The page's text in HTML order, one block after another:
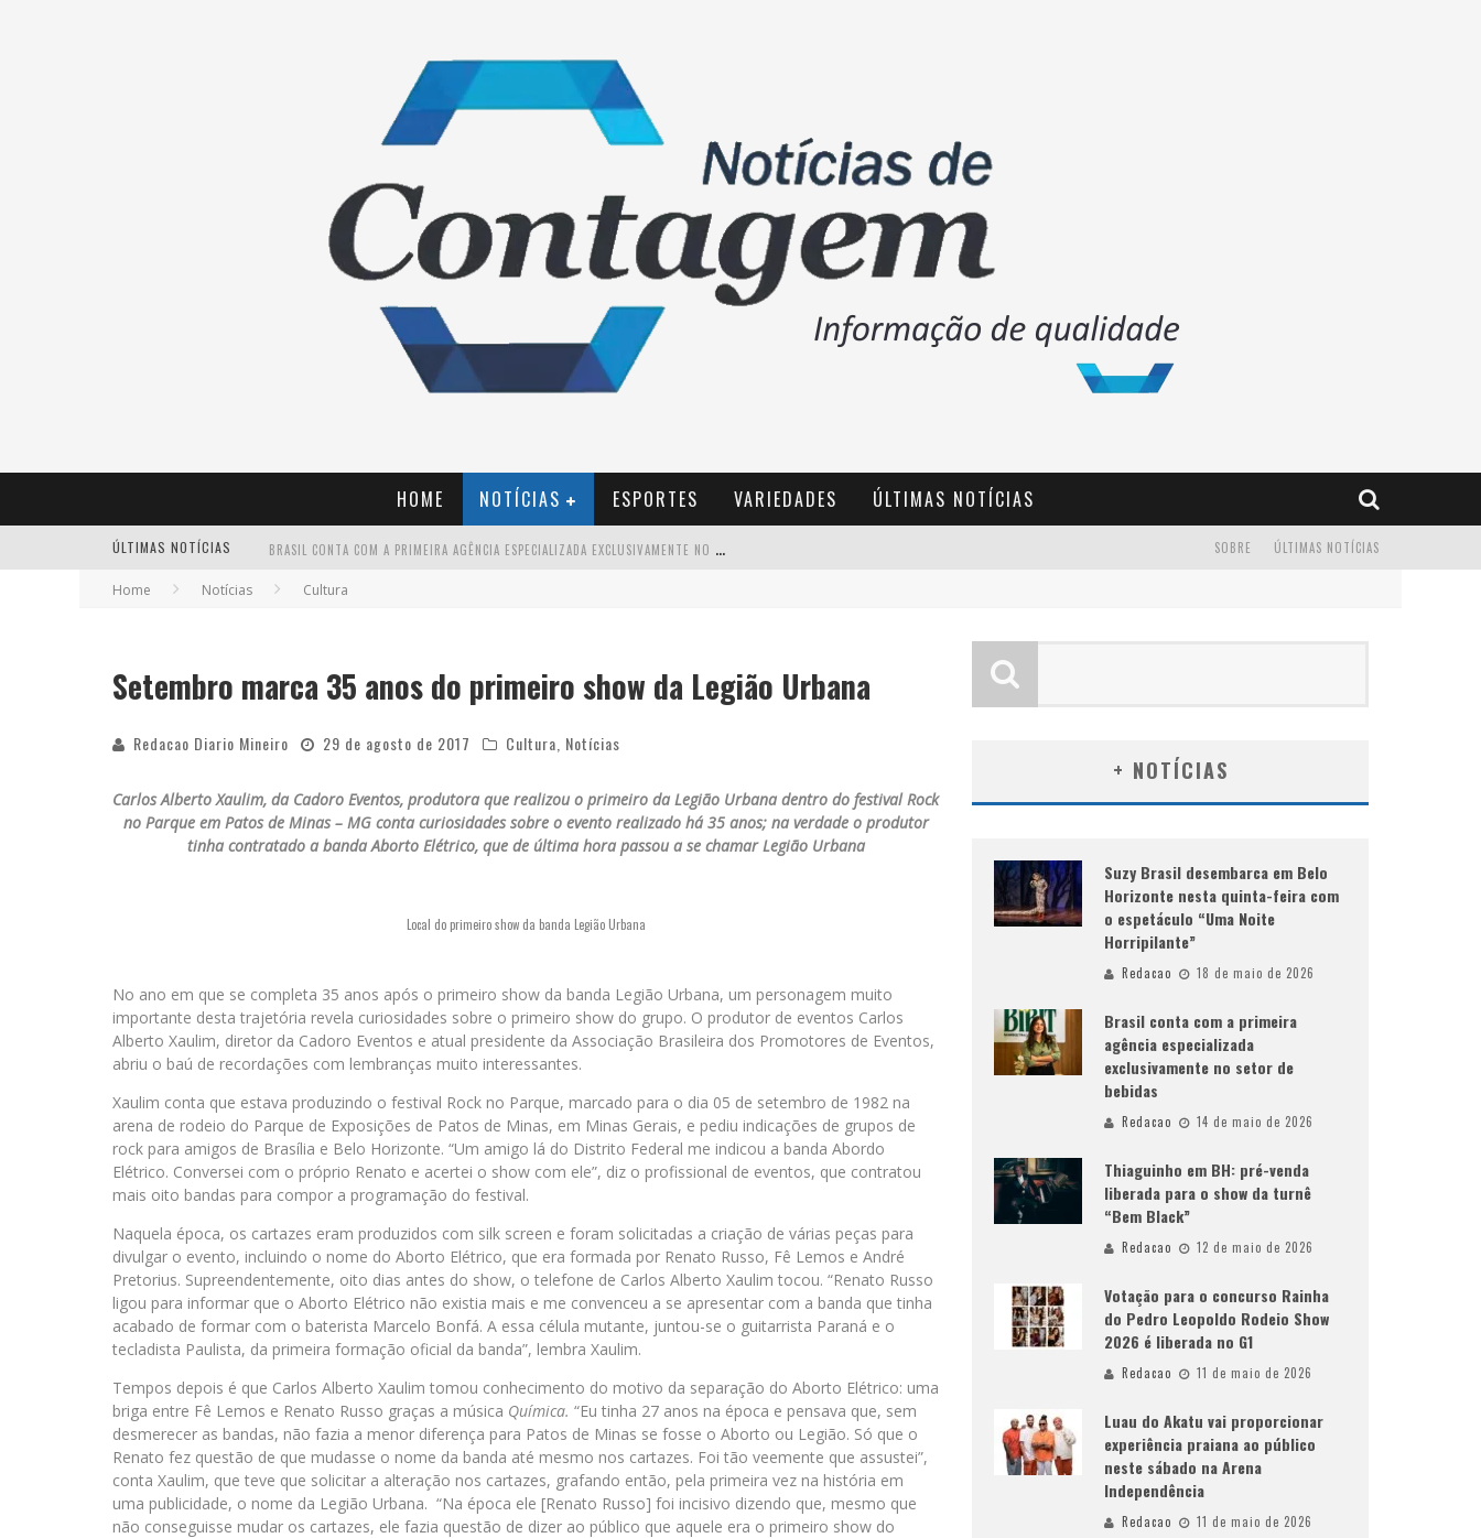
HOME NOTÍCIAS ESPORTES VARIEDADES ÚLTIMAS NOTÍCIAS
ÚLTIMAS NOTÍCIAS B
RASIL CONTA COM A PRIMEIRA AGÊNCIA ESPECIALIZADA EXCLUSIVAMENTE NO SETOR DE BEBIDAS
S
UZY BRASIL DESEMBARCA EM BELO HORIZONTE NESTA QUINTA-FEIRA COM O ESPETÁCULO “UMA NOITE HORRIPILANTE”
ÚLTIMAS NOTÍCIAS
SOBRE
Home Notícias Cultura
Setembro marca 35 anos do primeiro show da Legião Urbana
Redacao Diario Mineiro 29 de agosto de 2017 Cultura Notícias
Carlos Alberto Xaulim, da Cadoro Eventos, produtora que realizou o primeiro da Legião Urbana dentro do festival Rock
no Parque em Patos de Minas – MG conta curiosidades sobre o evento realizado há 35 anos; na verdade o produtor
tinha contratado a banda Aborto Elétrico, que de última hora passou a se chamar Legião Urbana
Local do primeiro show da banda Legião Urbana
No ano em que se completa 35 anos após o primeiro show da banda Legião Urbana, um personagem muito
importante desta trajetória revela curiosidades sobre o primeiro show do grupo. O produtor de eventos Carlos
Alberto Xaulim, diretor da Cadoro Eventos e atual presidente da Associação Brasileira dos Promotores de Eventos,
abriu o baú de recordações com lembranças muito interessantes.
Xaulim conta que estava produzindo o festival Rock no Parque, marcado para o dia 05 de setembro de 1982 na
arena de rodeio do Parque de Exposições de Patos de Minas, em Minas Gerais, e pediu indicações de grupos de
rock para amigos de Brasília e Belo Horizonte. “Um amigo lá do Distrito Federal me indicou a banda Abordo
Elétrico. Conversei com o próprio Renato e acertei o show com ele”, diz o profissional de eventos, que contratou
mais oito bandas para compor a programação do festival.
Naquela época, os cartazes eram produzidos com silk screen e foram solicitadas a criação de várias peças para
divulgar o evento, incluindo o nome do Aborto Elétrico, que era formada por Renato Russo, Fê Lemos e André
Pretorius. Supreendentemente, oito dias antes do show, o telefone de Carlos Alberto Xaulim tocou. “Renato Russo
ligou para informar que o Aborto Elétrico não existia mais e me convenceu a se apresentar com a banda que tinha
acabado de formar com o baterista Marcelo Bonfá. A essa célula mutante, juntou-se o guitarrista Paraná e o
tecladista Paulista, da primeira formação oficial da banda”, lembra Xaulim.
Tempos depois é que Carlos Alberto Xaulim tomou conhecimento do motivo da separação do Aborto Elétrico: uma
briga entre Fê Lemos e Renato Russo graças a música Química. “Eu tinha 27 anos na época e pensava que, sem
desmerecer as bandas, não fazia a menor diferença para Patos de Minas se fosse o Aborto ou Legião. Só que o
Renato fez questão de que mudasse o nome da banda até mesmo nos cartazes. Foi tão veemente que assustei”,
conta Xaulim, que teve que solicitar a alteração nos cartazes, grafando então, pela primeira vez na história em
uma publicidade, o nome da Legião Urbana. “Na época ele [Renato Russo] foi incisivo dizendo que, mesmo que
não conseguisse mudar os cartazes, ele fazia questão de dizer ao público que aquele era o primeiro show do
+ NOTÍCIAS
Suzy Brasil desembarca em Belo
Horizonte nesta quinta-feira com
o espetáculo “Uma Noite
Horripilante”
Redacao 18 de maio de 2026
Brasil conta com a primeira
agência especializada
exclusivamente no setor de
bebidas
Redacao 14 de maio de 2026
Thiaguinho em BH: pré-venda
liberada para o show da turnê
“Bem Black”
Redacao 12 de maio de 2026
Votação para o concurso Rainha
do Pedro Leopoldo Rodeio Show
2026 é liberada no G1
Redacao 11 de maio de 2026
Luau do Akatu vai proporcionar
experiência praiana ao público
neste sábado na Arena
Independência
Redacao 11 de maio de 2026